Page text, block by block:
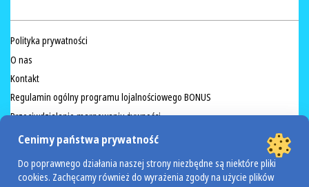
Polityka prywatności
O nas
Kontakt
Regulamin ogólny programu lojalnościowego BONUS
Przeciwdziałanie marnowaniu żywności
Zapraszamy miasto Zamość
Cenimy państwa prywatność
Do poprawnego działania naszej strony niezbędne są niektóre pliki
cookies. Zachęcamy również do wyrażenia zgody na użycie plików